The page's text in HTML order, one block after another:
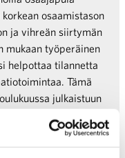
osaamistason
ja vihreän siirtymän
mukaan työperäinen
helpottaa tilannetta
Tämä
julkaistuun